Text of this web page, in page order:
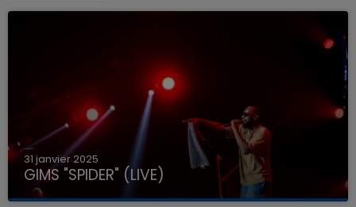
31 janvier 2025
GIMS "SPIDER" (LIVE)